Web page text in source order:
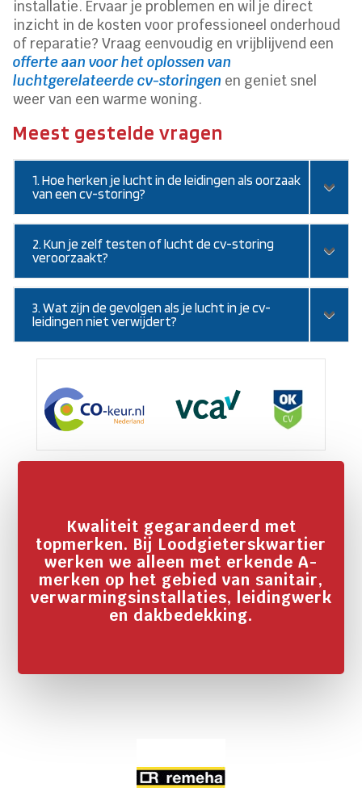
installatie. Ervaar je problemen en wil je direct
inzicht in de kosten voor professioneel onderhoud
of reparatie? Vraag eenvoudig en vrijblijvend een
offerte aan voor het oplossen van
luchtgerelateerde cv-storingen en geniet snel
weer van een warme woning.
Meest gestelde vragen
1. Hoe herken je lucht in de leidingen als oorzaak
van een cv-storing?
2. Kun je zelf testen of lucht de cv-storing
veroorzaakt?
3. Wat zijn de gevolgen als je lucht in je cv-
leidingen niet verwijdert?
Kwaliteit gegarandeerd met
topmerken. Bij Loodgieterskwartier
werken we alleen met erkende A-
merken op het gebied van sanitair,
verwarmingsinstallaties, leidingwerk
en dakbedekking.